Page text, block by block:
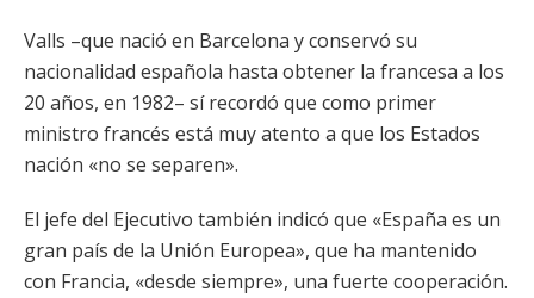
Valls –que nació en Barcelona y conservó su
nacionalidad española hasta obtener la francesa a los
20 años, en 1982– sí recordó que como primer
ministro francés está muy atento a que los Estados
nación «no se separen».
El jefe del Ejecutivo también indicó que «España es un
gran país de la Unión Europea», que ha mantenido
con Francia, «desde siempre», una fuerte cooperación.